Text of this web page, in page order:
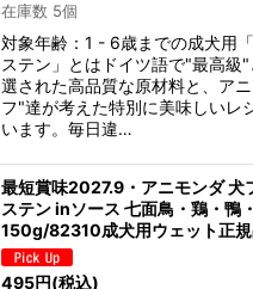
在庫数 5個
対象年齢：1 - 6歳までの成犬用
ステン」とはドイツ語で"最高級
選された高品質な原材料と、ア
フ"達が考えた特別に美味しいレ
います。毎日違…
最短賞味2027.9・アニモンダ 犬
ステン inソース 七面鳥・鶏・鴨
150g/82310成犬用ウェット正
495円(税込)